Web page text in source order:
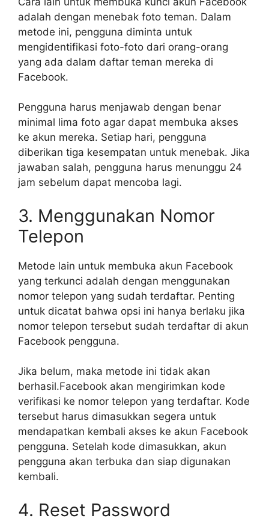
adalah dengan menebak foto teman. Dalam
metode ini, pengguna diminta untuk
mengidentifikasi foto-foto dari orang-orang
yang ada dalam daftar teman mereka di
Facebook.
Pengguna harus menjawab dengan benar
minimal lima foto agar dapat membuka akses
ke akun mereka. Setiap hari, pengguna
diberikan tiga kesempatan untuk menebak. Jika
jawaban salah, pengguna harus menunggu 24
jam sebelum dapat mencoba lagi.
3. Menggunakan Nomor
Telepon
Metode lain untuk membuka akun Facebook
yang terkunci adalah dengan menggunakan
nomor telepon yang sudah terdaftar. Penting
untuk dicatat bahwa opsi ini hanya berlaku jika
nomor telepon tersebut sudah terdaftar di akun
Facebook pengguna.
Jika belum, maka metode ini tidak akan
berhasil.Facebook akan mengirimkan kode
verifikasi ke nomor telepon yang terdaftar. Kode
tersebut harus dimasukkan segera untuk
mendapatkan kembali akses ke akun Facebook
pengguna. Setelah kode dimasukkan, akun
pengguna akan terbuka dan siap digunakan
kembali.
4. Reset Password